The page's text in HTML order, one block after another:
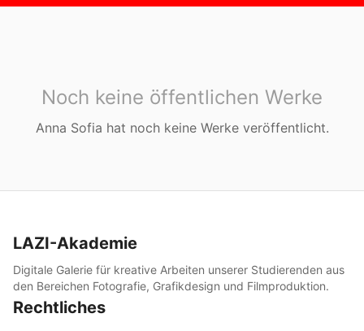
Noch keine öffentlichen Werke
Anna Sofia hat noch keine Werke veröffentlicht.
LAZI-Akademie
Digitale Galerie für kreative Arbeiten unserer Studierenden aus
den Bereichen Fotografie, Grafikdesign und Filmproduktion.
Rechtliches